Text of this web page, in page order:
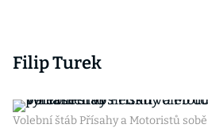
Filip Turek
Volební štáb Přísahy a Motoristů